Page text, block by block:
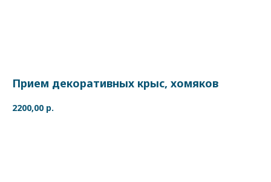
Прием декоративных крыс, хомяков
2200,00 р.